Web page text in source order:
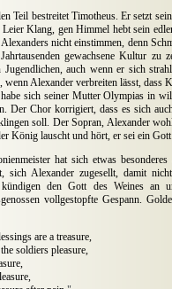
Teil bestreitet Timotheus. Er setzt
Leier Klang, gen Himmel hebt sein
nicht einstimmen, denn
gewachsene Kultur zu
Jugendlichen, auch wenn er sich
wenn Alexander verbreiten lässt,
sich seiner Mutter Olympias in
Der Chor korrigiert, dass es sich
soll. Der Sopran, Alexander
König lauscht und hört, er sei ein
hat sich etwas
sich Alexander zugesellt, damit
kündigen den Gott des Weines an
vollgestopfte Gespann.
are a treasure,
soldiers pleasure,